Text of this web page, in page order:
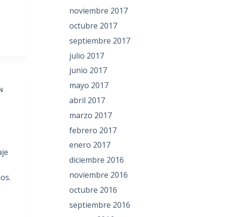
noviembre 2017
octubre 2017
septiembre 2017
julio 2017
junio 2017
mayo 2017
abril 2017
marzo 2017
febrero 2017
enero 2017
diciembre 2016
noviembre 2016
octubre 2016
septiembre 2016